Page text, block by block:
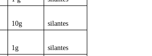
10g silantes
1g silantes